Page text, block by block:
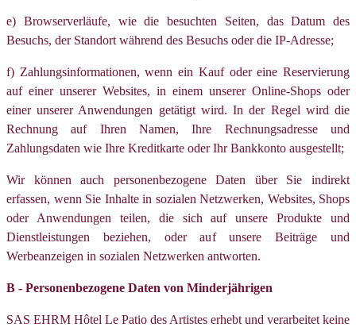
e) Browserverläufe, wie die besuchten Seiten, das Datum des
Besuchs, der Standort während des Besuchs oder die IP-Adresse;
f) Zahlungsinformationen, wenn ein Kauf oder eine Reservierung
auf einer unserer Websites, in einem unserer Online-Shops oder
einer unserer Anwendungen getätigt wird. In der Regel wird die
Rechnung auf Ihren Namen, Ihre Rechnungsadresse und
Zahlungsdaten wie Ihre Kreditkarte oder Ihr Bankkonto ausgestellt;
Wir können auch personenbezogene Daten über Sie indirekt
erfassen, wenn Sie Inhalte in sozialen Netzwerken, Websites, Shops
oder Anwendungen teilen, die sich auf unsere Produkte und
Dienstleistungen beziehen, oder auf unsere Beiträge und
Werbeanzeigen in sozialen Netzwerken antworten.
B - Personenbezogene Daten von Minderjährigen
SAS EHRM Hôtel Le Patio des Artistes erhebt und verarbeitet keine